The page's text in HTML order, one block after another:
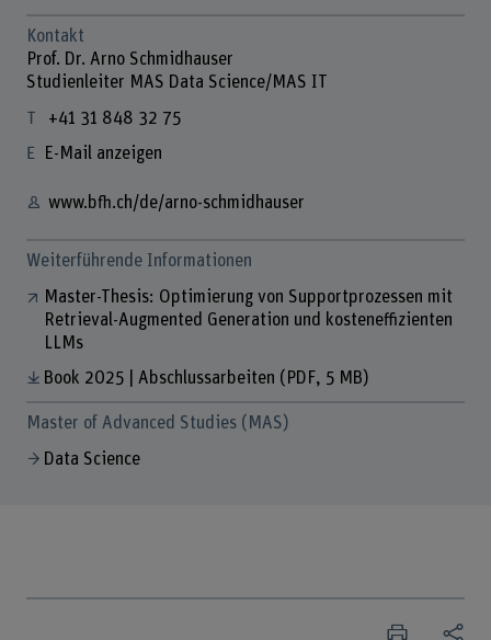
Kontakt
Prof. Dr. Arno Schmidhauser
Studienleiter MAS Data Science/MAS IT
+41 31 848 32 75
E-Mail anzeigen
www.bfh.ch/de/arno-schmidhauser
Weiterführende Informationen
Master-Thesis: Optimierung von Supportprozessen mit
Retrieval-Augmented Generation und kosteneffizienten
LLMs
Book 2025 | Abschlussarbeiten (PDF, 5 MB)
Master of Advanced Studies (MAS)
Data Science